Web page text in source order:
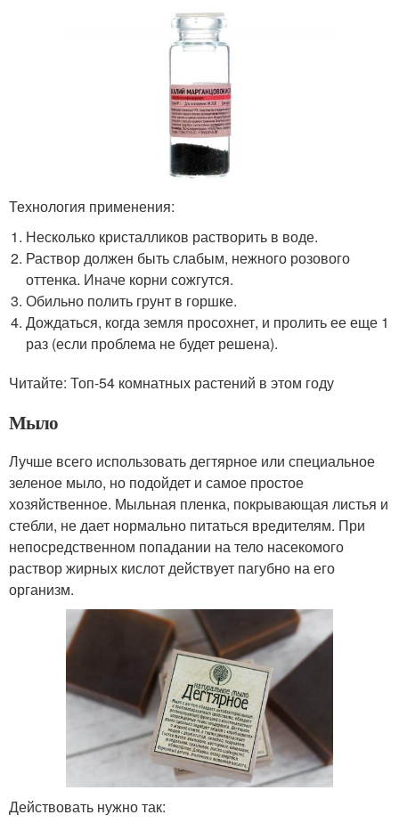
Технология применения:
Несколько кристалликов растворить в воде.
Раствор должен быть слабым, нежного розового
оттенка. Иначе корни сожгутся.
Обильно полить грунт в горшке.
Дождаться, когда земля просохнет, и пролить ее еще 1
раз (если проблема не будет решена).
Читайте: Топ-54 комнатных растений в этом году
Мыло
Лучше всего использовать дегтярное или специальное
зеленое мыло, но подойдет и самое простое
хозяйственное. Мыльная пленка, покрывающая листья и
стебли, не дает нормально питаться вредителям. При
непосредственном попадании на тело насекомого
раствор жирных кислот действует пагубно на его
организм.
Действовать нужно так: